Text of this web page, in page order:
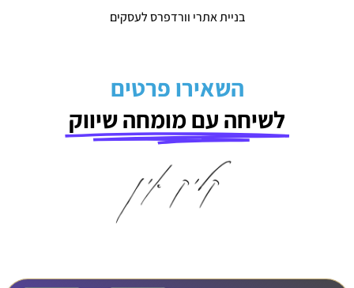
בניית אתרי וורדפרס לעסקים
השאירו פרטים
לשיחה עם מומחה שיווק